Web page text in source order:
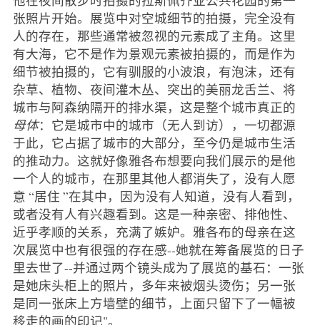
张照片开始。展览中对空城细节的拍摄，完全没有
人的存在，那些通常被忽视的元素成了主角。这里
有大海，它不是作为景观元素被拍摄的，而是作为
细节被拍摄的，它有驯服的小波浪，有泡沫，还有
杂草、植物、夜间灌木丛、突出的美丽龙舌兰、将
城市与阿森纳隔开的排水渠，这是整个城市真正的
母体：它是城市中的城市（无人到访），一切都源
于此，它占据了城市的大部分，至今仍是城市生活
的推动力。这就好像雅各布想要向我们展示的是他
一个人的城市，在那里其他人都消失了，没有人愿
意 “居住 ”在其中，因为没有人知道，没有人看到，
或者没有人有兴趣看到。这是一种亲密、排他性、
近乎孝顺的关系，充满了嫉妒。雅各布的母亲在这
次展览中也有很强的存在感--她就在筹备展览的日子
里去世了--并通过两个镜头成为了展览的基石：一张
是她床头柜上的照片，多年来被烟头烫伤；另一张
是同一张床上方墙壁的细节，上面只留下了一幅被
移走的画的印记"。